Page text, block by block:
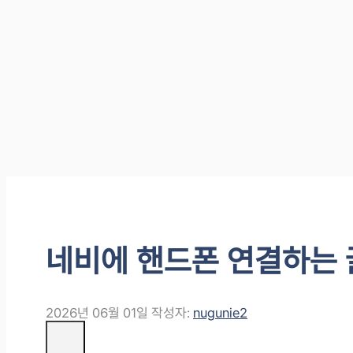
네비에 핸드폰 연결하는
2026년 06월 01일 작성자: nugunie2